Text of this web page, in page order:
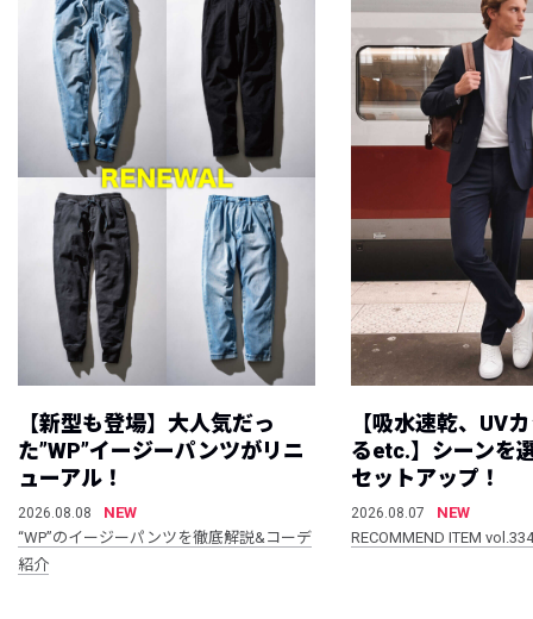
【新型も登場】大人気だっ
た”WP”イージーパンツがリニ
ューアル！
2026.08.08
NEW
“WP”のイージーパンツを徹底解説&コーデ
紹介
【吸水速乾、UV
るetc.】シーンを
セットアップ！
2026.08.07
NEW
RECOMMEND ITEM vol.334